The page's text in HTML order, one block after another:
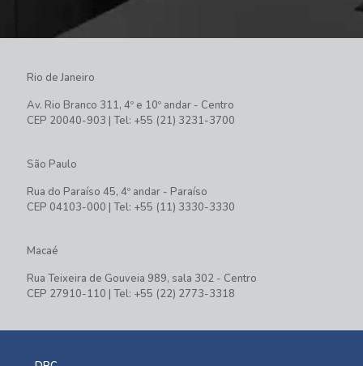
Rio de Janeiro
Av. Rio Branco 311, 4º e 10º andar - Centro
CEP 20040-903 | Tel: +55 (21) 3231-3700
São Paulo
Rua do Paraíso 45, 4º andar - Paraíso
CEP 04103-000 | Tel: +55 (11) 3330-3330
Macaé
Rua Teixeira de Gouveia 989, sala 302 - Centro
CEP 27910-110 | Tel: +55 (22) 2773-3318